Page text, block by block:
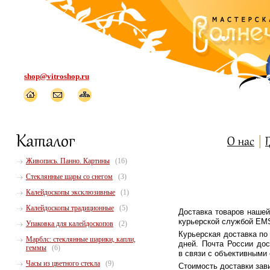
shop@vitroshop.ru
Доставка товаров
курьерской службой
Курьерская доставка
дней. Почта России
в связи с
Стоимость доставки
Живопись. Панно. Картины
(16)
Стеклянные шары со снегом
(3)
Калейдоскопы эксклюзивные
(1)
Калейдоскопы традиционные
(5)
Упаковка для калейдоскопов
(2)
Марблс: стеклянные шарики, капли,
геммы
(6)
Часы из цветного стекла
(9)